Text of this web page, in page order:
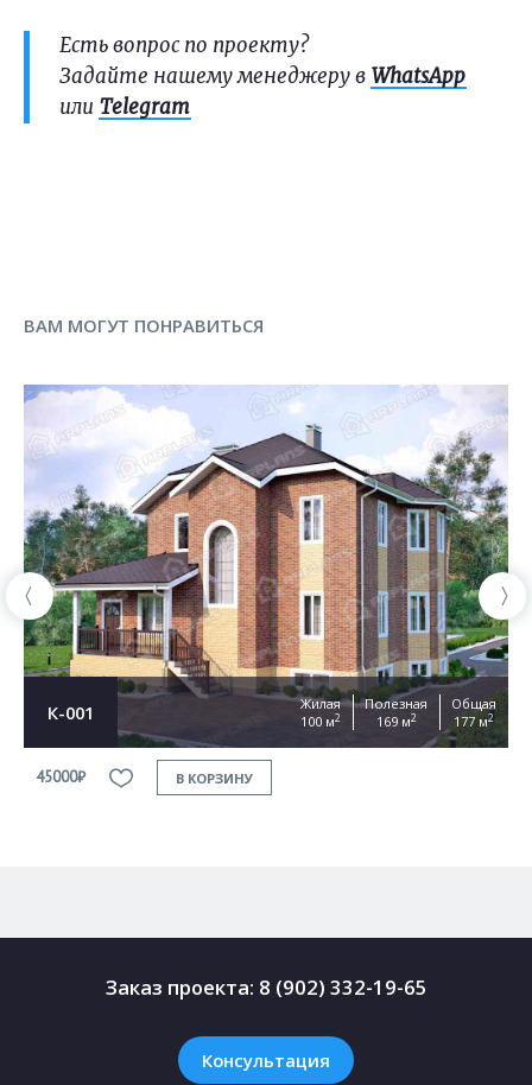
Есть вопрос по проекту?
Задайте нашему менеджеру в WhatsApp
или Telegram
ВАМ МОГУТ ПОНРАВИТЬСЯ
К-001
Жилая
100 м2
Полезная
169 м2
Общая
177 м2
45000₽ В КОРЗИНУ
Заказ проекта: 8 (902) 332-19-65
Консультация